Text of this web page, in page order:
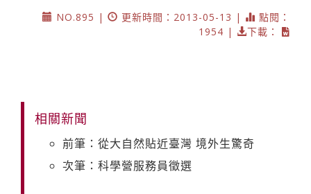
NO.895 |
更新時間：2013-05-13 |
點閱：
1954 |
下載：
相關新聞
前筆：從大自然貼近臺灣 境外生驚奇
次筆：科學營服務員徵選